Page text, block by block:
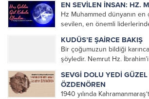
kitabını okuyarak
bu denemeleri altlarını
okuduğum bir kitap olmuştu.
da kendisini okumaya devam...
EN SEVİLEN İNSAN: HZ.
Hz Muhammed dünyanın en
sevilen, en önemli
100 veya orijinal ismiyle The
the Most...
KUDÜS’E ŞAİRCE BAKIŞ
Bir çoğumuzun bildiği
şöyledir. Nemrut Hz.
gider. Karıncayı görenler bir
söner diye dalga...
SEVGİ DOLU YEDİ
ÖZDENÖREN
1940 yılında